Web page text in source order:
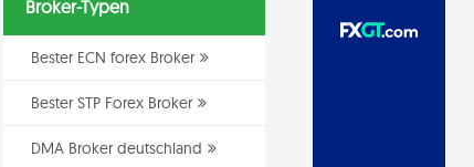
Broker-Typen
Bester ECN forex Broker
Bester STP Forex Broker
DMA Broker deutschland